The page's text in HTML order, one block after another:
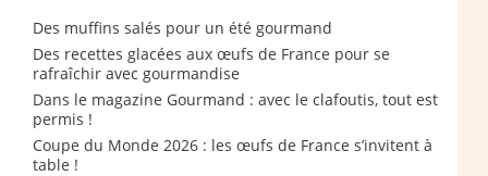
Des muffins salés pour un été gourmand
Des recettes glacées aux œufs de France pour se
rafraîchir avec gourmandise
Dans le magazine Gourmand : avec le clafoutis, tout est
permis !
Coupe du Monde 2026 : les œufs de France s’invitent à
table !